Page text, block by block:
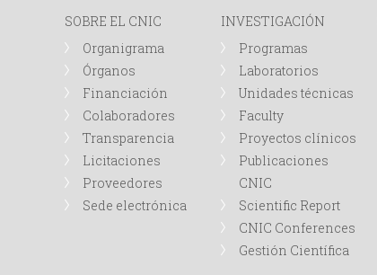
SOBRE EL CNIC
Organigrama
Órganos
Financiación
Colaboradores
Transparencia
Licitaciones
Proveedores
Sede electrónica
INVESTIGACIÓN
Programas
Laboratorios
Unidades técnicas
Faculty
Proyectos clínicos
Publicaciones
CNIC
Scientific Report
CNIC Conferences
Gestión Científica